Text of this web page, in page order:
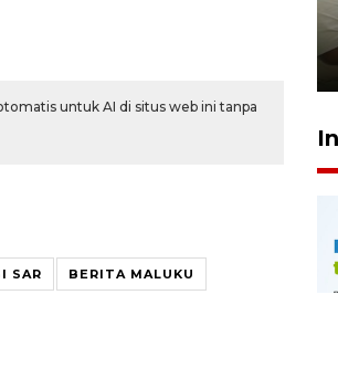
untuk AI di situs web ini tanpa
SAR BERITA MALUKU